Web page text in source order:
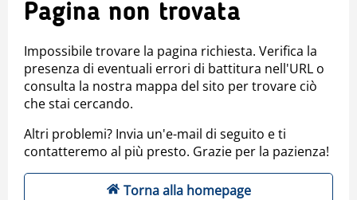
Pagina non trovata
Impossibile trovare la pagina richiesta. Verifica la
presenza di eventuali errori di battitura nell'URL o
consulta la nostra mappa del sito per trovare ciò
che stai cercando.
Altri problemi? Invia un'e-mail di seguito e ti
contatteremo al più presto. Grazie per la pazienza!
Torna alla homepage